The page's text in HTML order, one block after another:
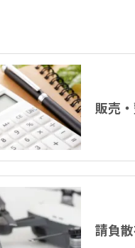
販売
請負